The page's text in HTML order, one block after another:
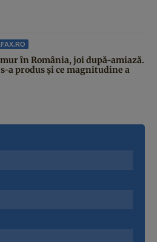
în România, joi după-amiază.
a produs și ce magnitudine a